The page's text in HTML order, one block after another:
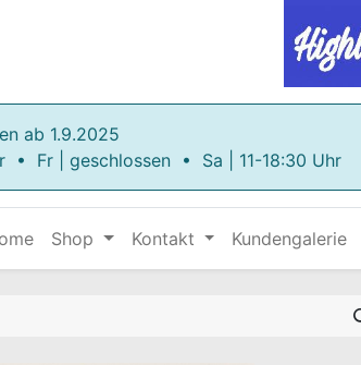
ab 1.9.2025
• Fr | geschlossen • Sa | 11-18:30 Uhr
Shop Kontakt Kundengalerie